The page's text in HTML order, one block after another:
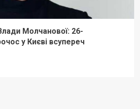
Молчанової: 26-
у Києві всупереч